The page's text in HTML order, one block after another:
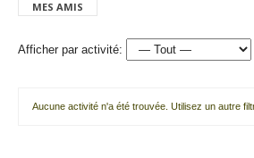
MES AMIS
Afficher par activité:
Aucune activité n'a été trouvée. Utilisez un autre